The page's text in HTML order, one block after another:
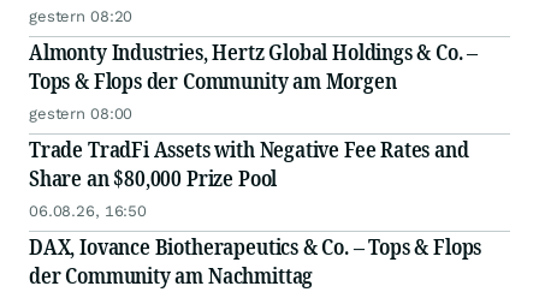
gestern 08:20
Almonty Industries, Hertz Global Holdings & Co. –
Tops & Flops der Community am Morgen
gestern 08:00
Trade TradFi Assets with Negative Fee Rates and
Share an $80,000 Prize Pool
06.08.26, 16:50
DAX, Iovance Biotherapeutics & Co. – Tops & Flops
der Community am Nachmittag